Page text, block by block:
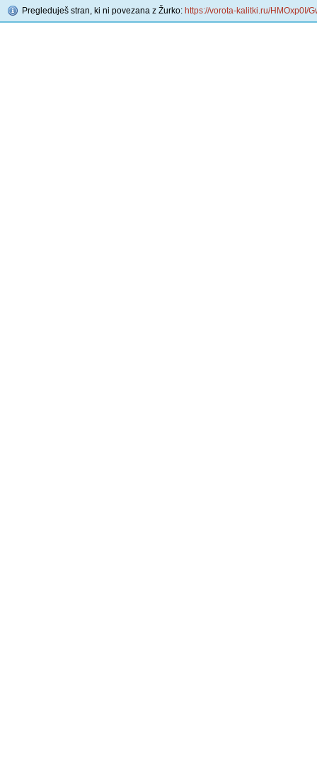
Pregleduješ stran, ki ni povezana z Žurko: https://vorota-kalitki.ru/HMOxp0I/